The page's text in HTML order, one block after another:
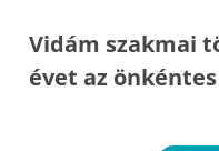
Vidám szakmai
évet az